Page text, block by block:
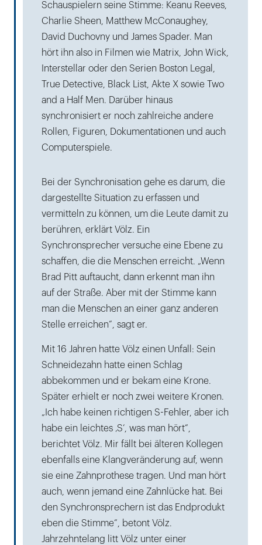
Schauspielern seine Stimme: Keanu Reeves,
Charlie Sheen, Matthew McConaughey,
David Duchovny und James Spader. Man
hört ihn also in Filmen wie Matrix, John Wick,
Interstellar oder den Serien Boston Legal,
True Detective, Black List, Akte X sowie Two
and a Half Men. Darüber hinaus
synchronisiert er noch zahlreiche andere
Rollen, Figuren, Dokumentationen und auch
Computerspiele.
Bei der Synchronisation gehe es darum, die
dargestellte Situation zu erfassen und
vermitteln zu können, um die Leute damit zu
berühren, erklärt Völz. Ein
Synchronsprecher versuche eine Ebene zu
schaffen, die die Menschen erreicht. „Wenn
Brad Pitt auftaucht, dann erkennt man ihn
auf der Straße. Aber mit der Stimme kann
man die Menschen an einer ganz anderen
Stelle erreichen“, sagt er.
Mit 16 Jahren hatte Völz einen Unfall: Sein
Schneidezahn hatte einen Schlag
abbekommen und er bekam eine Krone.
Später erhielt er noch zwei weitere Kronen.
„Ich habe keinen richtigen S-Fehler, aber ich
habe ein leichtes ‚S‘, was man hört“,
berichtet Völz. Mir fällt bei älteren Kollegen
ebenfalls eine Klangveränderung auf, wenn
sie eine Zahnprothese tragen. Und man hört
auch, wenn jemand eine Zahnlücke hat. Bei
den Synchronsprechern ist das Endprodukt
eben die Stimme“, betont Völz.
Jahrzehntelang litt Völz unter einer